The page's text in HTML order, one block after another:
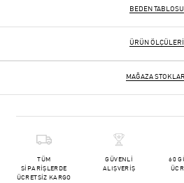
BEDEN TABLOSU
ÜRÜN ÖLÇÜLERI
MAĞAZA STOKLARI
TÜM
SİPARİŞLERDE
ÜCRETSİZ KARGO
GÜVENLİ
ALIŞVERİŞ
60